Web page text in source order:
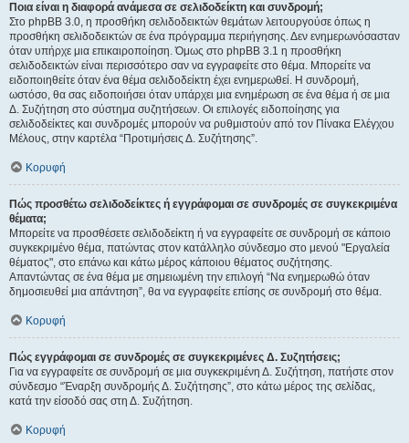
Ποια είναι η διαφορά ανάμεσα σε σελιδοδείκτη και συνδρομή;
Στο phpBB 3.0, η προσθήκη σελιδοδεικτών θεμάτων λειτουργούσε όπως η
προσθήκη σελιδοδεικτών σε ένα πρόγραμμα περιήγησης. Δεν ενημερωνόσασταν
όταν υπήρχε μια επικαιροποίηση. Όμως στο phpBB 3.1 η προσθήκη
σελιδοδεικτών είναι περισσότερο σαν να εγγραφείτε στο θέμα. Μπορείτε να
ειδοποιηθείτε όταν ένα θέμα σελιδοδείκτη έχει ενημερωθεί. Η συνδρομή,
ωστόσο, θα σας ειδοποιήσει όταν υπάρχει μια ενημέρωση σε ένα θέμα ή σε μια
Δ. Συζήτηση στο σύστημα συζητήσεων. Οι επιλογές ειδοποίησης για
σελιδοδείκτες και συνδρομές μπορούν να ρυθμιστούν από τον Πίνακα Ελέγχου
Μέλους, στην καρτέλα “Προτιμήσεις Δ. Συζήτησης”.
Κορυφή
Πώς προσθέτω σελιδοδείκτες ή εγγράφομαι σε συνδρομές σε συγκεκριμένα
θέματα;
Μπορείτε να προσθέσετε σελιδοδείκτη ή να εγγραφείτε σε συνδρομή σε κάποιο
συγκεκριμένο θέμα, πατώντας στον κατάλληλο σύνδεσμο στο μενού "Εργαλεία
θέματος", στο επάνω και κάτω μέρος κάποιου θέματος συζήτησης.
Απαντώντας σε ένα θέμα με σημειωμένη την επιλογή “Να ενημερωθώ όταν
δημοσιευθεί μια απάντηση”, θα να εγγραφείτε επίσης σε συνδρομή στο θέμα.
Κορυφή
Πώς εγγράφομαι σε συνδρομές σε συγκεκριμένες Δ. Συζητήσεις;
Για να εγγραφείτε σε συνδρομή σε μια συγκεκριμένη Δ. Συζήτηση, πατήστε στον
σύνδεσμο “Έναρξη συνδρομής Δ. Συζήτησης”, στο κάτω μέρος της σελίδας,
κατά την είσοδό σας στη Δ. Συζήτηση.
Κορυφή